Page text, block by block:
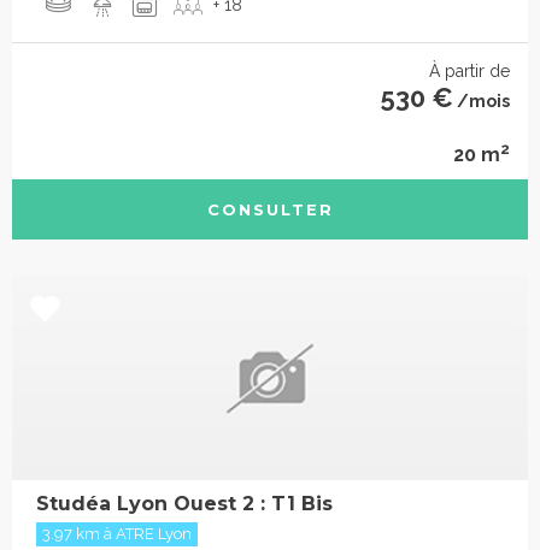
+ 18
À partir de
530 € /mois
20 m2
CONSULTER
Studéa Lyon Ouest 2 : T1 Bis
3.97 km à ATRE Lyon